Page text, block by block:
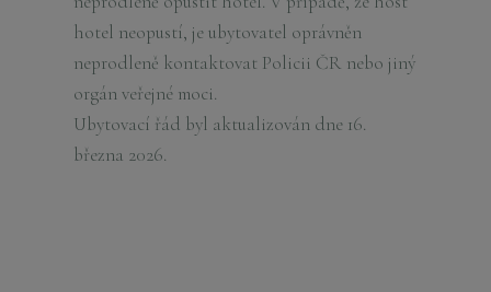
hotel neopustí, je ubytovatel oprávněn
neprodleně kontaktovat Policii ČR nebo jiný
orgán veřejné moci.
Ubytovací řád byl aktualizován dne 16.
března 2026.